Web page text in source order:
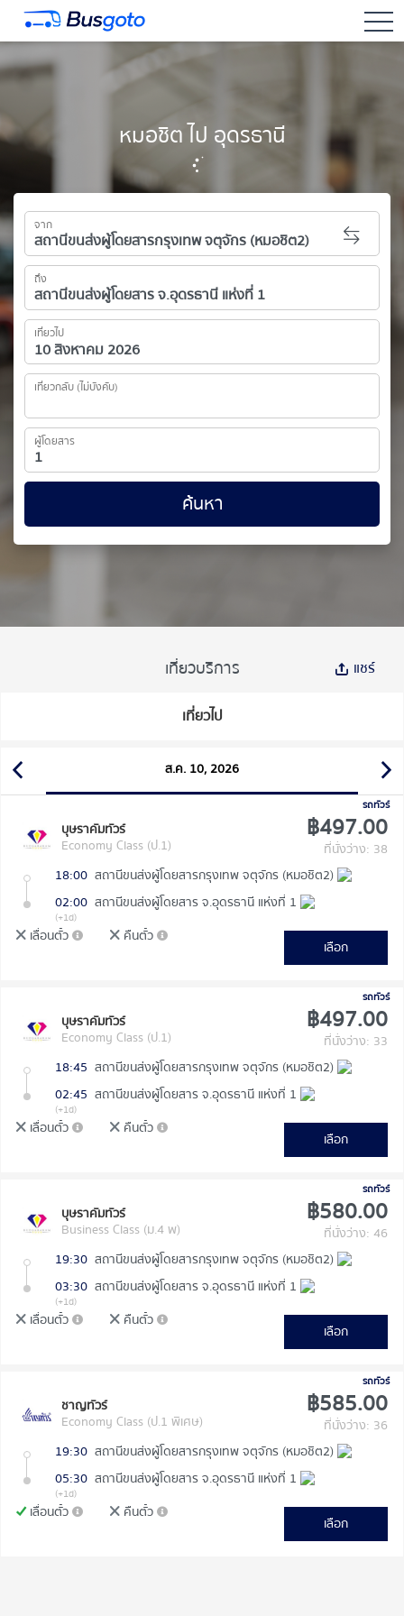
หมอชิต ไป อุดรธานี
จาก
ถึง
เที่ยวไป
เที่ยวกลับ (ไม่บังคับ)
ผู้โดยสาร
ค้นหา
เที่ยวบริการ แชร์
เที่ยวไป
ส.ค. 10, 2026
รถทัวร์
บุษราคัมทัวร์
Economy Class (ป.1)
฿497.00
ที่นั่งว่าง: 38
18:00 สถานีขนส่งผู้โดยสารกรุงเทพ จตุจักร (หมอชิต2)
02:00 สถานีขนส่งผู้โดยสาร จ.อุดรธานี แห่งที่ 1
(+1d)
เลื่อนตั๋ว คืนตั๋ว
เลือก
รถทัวร์
บุษราคัมทัวร์
Economy Class (ป.1)
฿497.00
ที่นั่งว่าง: 33
18:45 สถานีขนส่งผู้โดยสารกรุงเทพ จตุจักร (หมอชิต2)
02:45 สถานีขนส่งผู้โดยสาร จ.อุดรธานี แห่งที่ 1
(+1d)
เลื่อนตั๋ว คืนตั๋ว
เลือก
รถทัวร์
บุษราคัมทัวร์
Business Class (ม.4 พ)
฿580.00
ที่นั่งว่าง: 46
19:30 สถานีขนส่งผู้โดยสารกรุงเทพ จตุจักร (หมอชิต2)
03:30 สถานีขนส่งผู้โดยสาร จ.อุดรธานี แห่งที่ 1
(+1d)
เลื่อนตั๋ว คืนตั๋ว
เลือก
รถทัวร์
ชาญทัวร์
Economy Class (ป.1 พิเศษ)
฿585.00
ที่นั่งว่าง: 36
19:30 สถานีขนส่งผู้โดยสารกรุงเทพ จตุจักร (หมอชิต2)
05:30 สถานีขนส่งผู้โดยสาร จ.อุดรธานี แห่งที่ 1
(+1d)
เลื่อนตั๋ว คืนตั๋ว
เลือก